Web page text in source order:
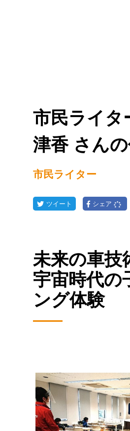
市民ライタ
津香 さんの
市民ライター
ツイート シェア
未来の車技
宇宙時代の
ング体験